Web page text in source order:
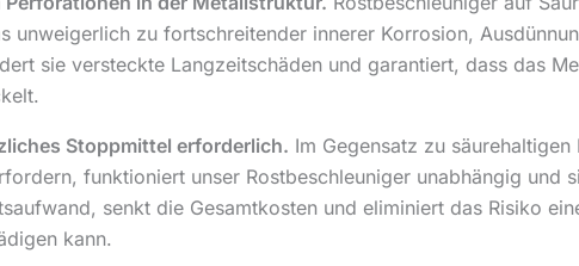
unweigerlich zu fortschreitender innerer Korrosion,
sie versteckte Langzeitschäden und garantiert, dass das
Stoppmittel erforderlich. Im Gegensatz zu
funktioniert unser Rostbeschleuniger unabhängig und
senkt die Gesamtkosten und eliminiert das Risiko
kann.